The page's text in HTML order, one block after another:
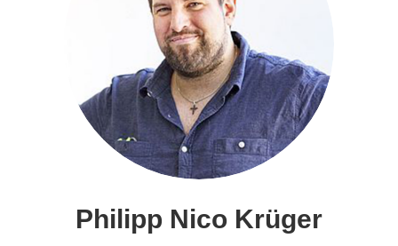
Philipp Nico Krüger